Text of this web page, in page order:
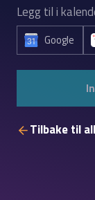
Legg til i
Google
Tilbake til